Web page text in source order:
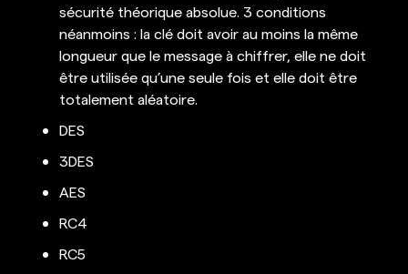
sécurité théorique absolue. 3 conditions
néanmoins : la clé doit avoir au moins la même
longueur que le message à chiffrer, elle ne doit
être utilisée qu’une seule fois et elle doit être
totalement aléatoire.
DES
3DES
AES
RC4
RC5